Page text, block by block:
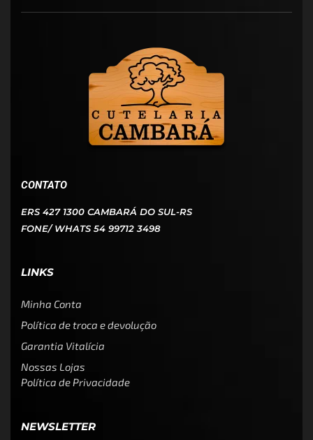
CONTATO
ERS 427 1300 CAMBARÁ DO SUL-RS
FONE/ WHATS 54 99712 3498
LINKS
Minha Conta
Política de troca e devolução
Garantia Vitalícia
Nossas Lojas
Política de Privacidade
NEWSLETTER